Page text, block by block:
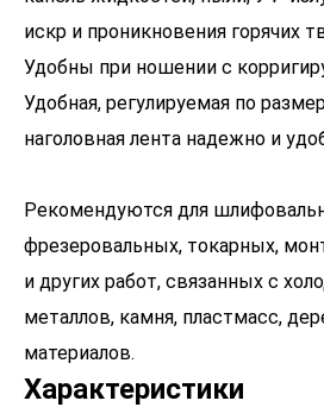
искр и проникновения горячих
Удобны при ношении с
Удобная, регулируемая по
наголовная лента надежно и
Рекомендуются для
фрезеровальных, токарных,
и других работ, связанных с
металлов, камня, пластмасс,
материалов.
Характеристики